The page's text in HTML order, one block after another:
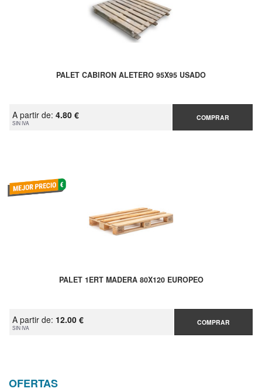
PALET CABIRON ALETERO 95X95 USADO
A partir de: 4.80 €
SIN IVA
COMPRAR
PALET 1ERT MADERA 80X120 EUROPEO
A partir de: 12.00 €
SIN IVA
COMPRAR
OFERTAS